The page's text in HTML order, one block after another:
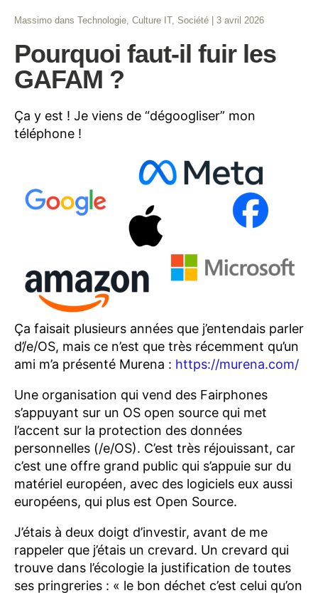
Massimo dans Technologie, Culture IT, Société 3 avril 2026
Pourquoi faut-il fuir les
GAFAM ?
Ça y est ! Je viens de “dégoogliser” mon
téléphone !
Ça faisait plusieurs années que j’entendais parler
d’/e/OS, mais ce n’est que très récemment qu’un
ami m’a présenté Murena : https://murena.com/
Une organisation qui vend des Fairphones
s’appuyant sur un OS open source qui met
l’accent sur la protection des données
personnelles (/e/OS). C’est très réjouissant, car
c’est une offre grand public qui s’appuie sur du
matériel européen, avec des logiciels eux aussi
européens, qui plus est Open Source.
J’étais à deux doigt d’investir, avant de me
rappeler que j’étais un crevard. Un crevard qui
trouve dans l’écologie la justification de toutes
ses pringreries : « le bon déchet c’est celui qu’on